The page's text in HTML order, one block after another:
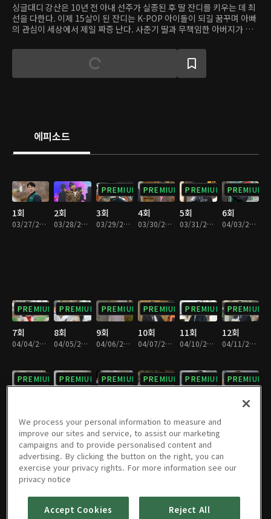
싱글대디 강산은 10년 전 아내 선주가 실종된 후 딸 잔디를 키우는 데 최
선을 다한다. 이제 15살이 된 잔디는 K-POP 아이돌이 되길 꿈꾸며 아빠
의 관심이 세상에서 제일 짜증 난다. 사춘기 딸과 무책임한 아버지가 치
때, 한줄기 빛처럼 새로운 사랑이 찾아온다. 큰 식품기업 집안의 딸 미래
는 친부에게 버려지고 입양된 아픔이 있고, 자신처럼 상처받은 아이들의
치유를 돕고 싶다는 꿈을 품고 있다. 그 꿈을 실현하는 첫발을 내딛는 시
에피소드
1회
03/27/2023 • 28분
2회
03/28/2023 • 29분
PREMIUM
3회
03/29/2023 • 29분
PREMIUM
4회
03/30/2023 • 29분
PREMIUM
5회
03/31/2023 • 29분
PREMIUM
6회
04/03/2023 • 29분
PREMIUM
7회
04/04/2023 • 28분
PREMIUM
8회
04/05/2023 • 28분
PREMIUM
9회
04/06/2023 • 29분
PREMIUM
10회
04/07/2023 • 29분
PREMIUM
11회
04/10/2023 • 29분
PREMIUM
12회
04/11/2023 • 29분
PREMIUM PREMIUM PREMIUM PREMIUM PREMIUM PREMIUM
PREMIUM
19회
04/20/2023 • 28분
PREMIUM
20회
PREMIUM
21회
PREMIUM
22회
PREMIUM
23회 24회
We process your personal information to measure and
improve our sites and service, to assist our marketing
campaigns and to provide personalised content and
advertising. By clicking the button on the right, you can
exercise your privacy rights. For more information see our
privacy notice
Accept Cookies Reject All